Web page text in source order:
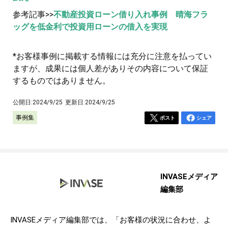
参考記事>>不動産投資ローン借り入れ事例 晴海フラ
ッグを低金利で投資用ローンの借入を実現
*お客様事例に掲載する情報には充分に注意を払ってい
ますが、成果には個人差がありその内容について保証
するものではありません。
公開日:2024/9/25 更新日:2024/9/25
事例集 ポスト シェア
INVASEメディア
編集部
INVASEメディア編集部では、「お客様の状況に合わせ、よ